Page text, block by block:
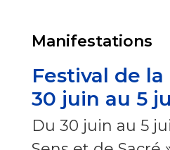
Manifestations
Festival de
30 juin au 5
Du 30 juin au 5